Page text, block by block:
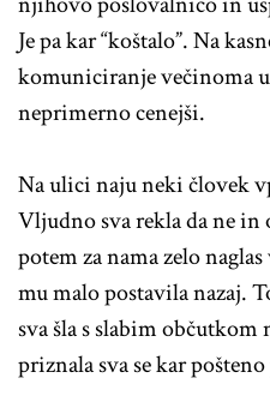
Je pa kar “koštalo”. Na
komuniciranje večinoma
neprimerno cenejši.
Na ulici naju neki človek
Vljudno sva rekla da ne in
potem za nama zelo
mu malo postavila nazaj.
sva šla s slabim občutkom
priznala sva se kar